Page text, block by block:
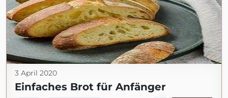
3 April 2020
Einfaches Brot für Anfänger